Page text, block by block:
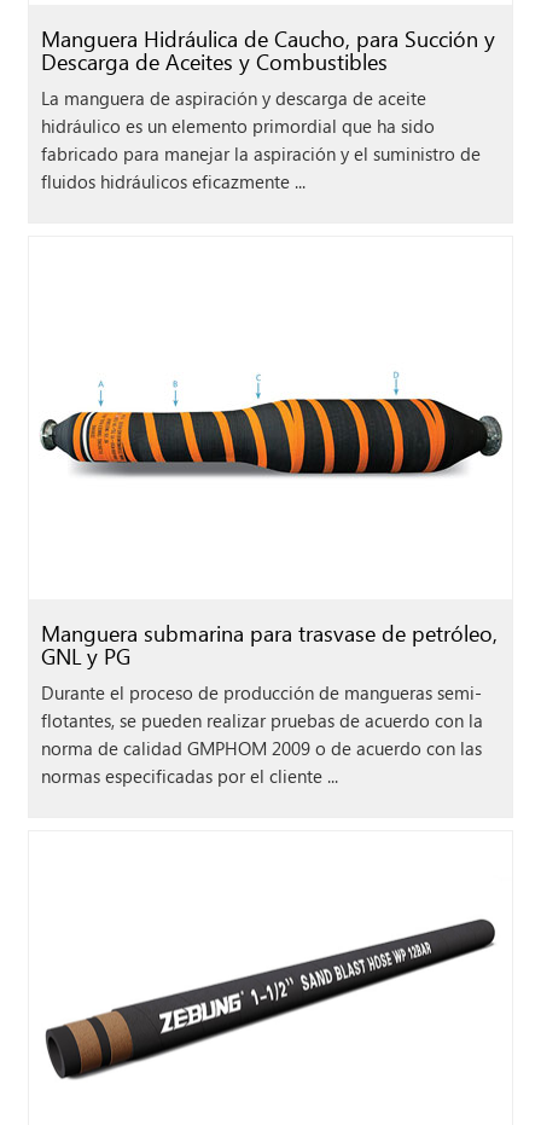
Manguera Hidráulica de Caucho, para Succión y
Descarga de Aceites y Combustibles
La manguera de aspiración y descarga de aceite
hidráulico es un elemento primordial que ha sido
fabricado para manejar la aspiración y el suministro de
fluidos hidráulicos eficazmente ...
Manguera submarina para trasvase de petróleo,
GNL y PG
Durante el proceso de producción de mangueras semi-
flotantes, se pueden realizar pruebas de acuerdo con la
norma de calidad GMPHOM 2009 o de acuerdo con las
normas especificadas por el cliente ...